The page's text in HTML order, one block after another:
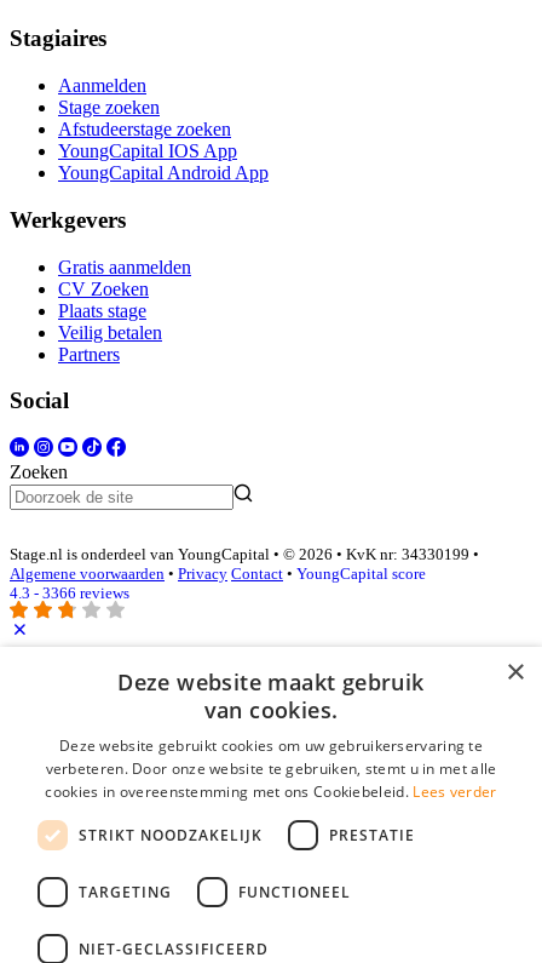
Stagiaires
Aanmelden
Stage zoeken
Afstudeerstage zoeken
YoungCapital IOS App
YoungCapital Android App
Werkgevers
Gratis aanmelden
CV Zoeken
Plaats stage
Veilig betalen
Partners
Social
Zoeken
Stage.nl is onderdeel van YoungCapital • © 2026 • KvK nr: 34330199 •
Algemene voorwaarden • Privacy Contact • YoungCapital score
4.3 - 3366 reviews
Inloggen als bedrijf
Wachtwoord
login gegevens onthouden
login
Bedrijf aanmelden
×
Deze website maakt gebruik
van cookies.
Deze website gebruikt cookies om uw gebruikerservaring te
verbeteren. Door onze website te gebruiken, stemt u in met alle
cookies in overeenstemming met ons Cookiebeleid. Lees verder
STRIKT NOODZAKELIJK PRESTATIE
TARGETING FUNCTIONEEL
NIET-GECLASSIFICEERD